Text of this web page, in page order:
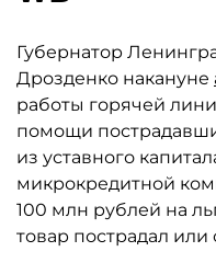
Губернатор
Дрозденко накануне
работы горячей
помощи
из уставного
микрокредитной
100 млн рублей на
товар пострадал или